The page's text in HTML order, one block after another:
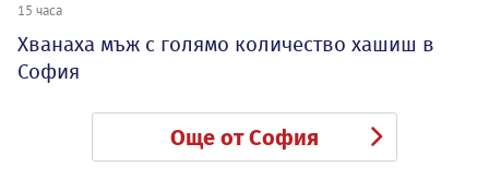
15 часа
Хванаха мъж с голямо количество хашиш в
София
Още от София